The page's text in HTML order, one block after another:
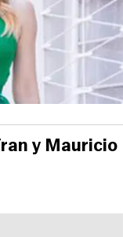
y Mauricio